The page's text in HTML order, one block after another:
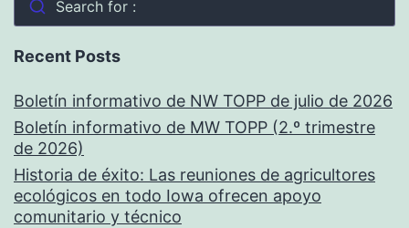
Search for :
Recent Posts
Boletín informativo de NW TOPP de julio de 2026
Boletín informativo de MW TOPP (2.º trimestre
de 2026)
Historia de éxito: Las reuniones de agricultores
ecológicos en todo Iowa ofrecen apoyo
comunitario y técnico